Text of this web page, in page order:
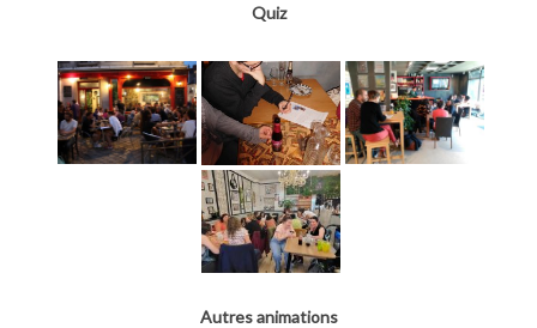
Quiz
Autres animations